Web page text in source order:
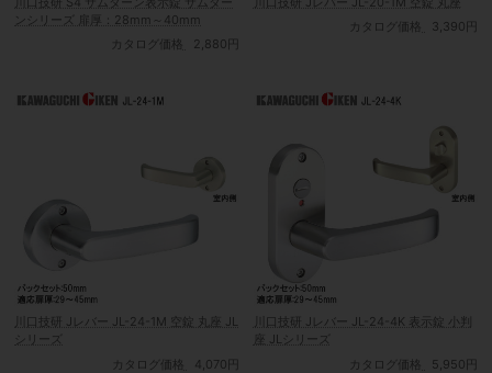
ンシリーズ 扉厚：28mm～40mm
カタログ価格
2,880円
カタログ価格
3,390円
川口技研 Jレバー JL-24-1M 空錠 丸座 JL
シリーズ
カタログ価格
4,070円
川口技研 Jレバー JL-24-4K 表示錠 小判
座 JLシリーズ
カタログ価格
5,950円